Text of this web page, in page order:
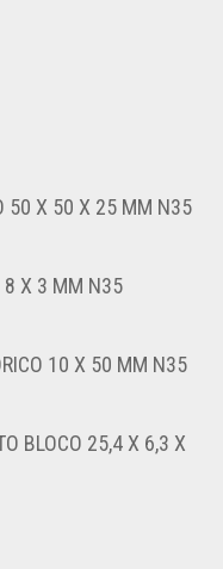
50 X 50 X 25 MM N35
8 X 3 MM N35
10 X 50 MM N35
BLOCO 25,4 X 6,3 X